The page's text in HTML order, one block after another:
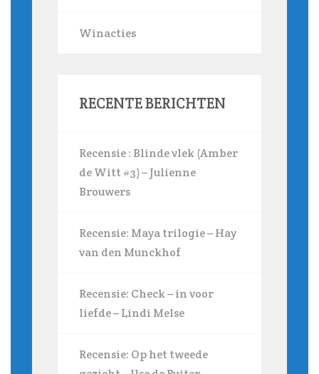
Winacties
RECENTE BERICHTEN
Recensie : Blinde vlek (Amber
de Witt #3) – Julienne
Brouwers
Recensie: Maya trilogie – Hay
van den Munckhof
Recensie: Check – in voor
liefde – Lindi Melse
Recensie: Op het tweede